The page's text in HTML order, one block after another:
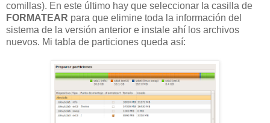
comillas). En este último hay que seleccionar la casilla de
FORMATEAR para que elimine toda la información del
sistema de la versión anterior e instale ahí los archivos
nuevos. Mi tabla de particiones queda así: